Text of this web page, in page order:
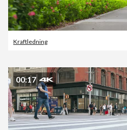
Kraftledning
00:17